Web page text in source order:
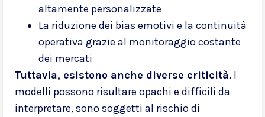
altamente personalizzate
La riduzione dei bias emotivi e la continuità
operativa grazie al monitoraggio costante
dei mercati
Tuttavia, esistono anche diverse criticità. I
modelli possono risultare opachi e difficili da
interpretare, sono soggetti al rischio di